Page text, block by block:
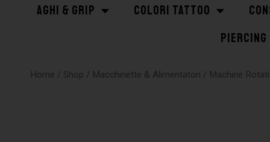
AGHI & GRIP COLORI TATTOO
PIERCING
Home / Shop / Macchinette & Alimentatori / Machine